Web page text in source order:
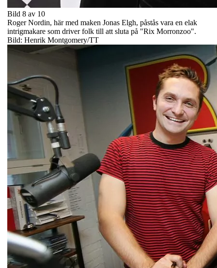
Bild 8 av 10
Roger Nordin, här med maken Jonas Elgh, påstås vara en elak
intrigmakare som driver folk till att sluta på "Rix Morronzoo".
Bild: Henrik Montgomery/TT